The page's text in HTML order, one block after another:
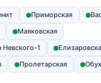
Приморская
Маяковская
Невского-1
Пролетарская